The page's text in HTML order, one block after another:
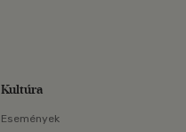
Kultúra
Események